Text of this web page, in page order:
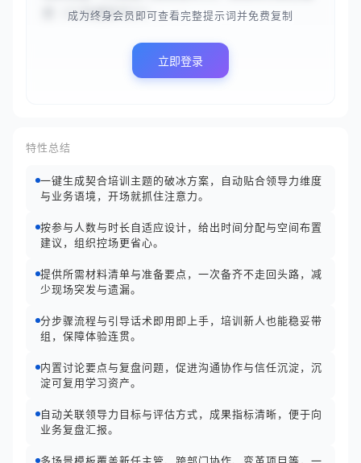
度（{{沟通技巧}}），...
成为终身会员即可查看完整提示词并免费复制
立即登录
特性总结
一键生成契合培训主题的破冰方案，自动贴合领导力维度
与业务语境，开场就抓住注意力。
按参与人数与时长自适应设计，给出时间分配与空间布置
建议，组织控场更省心。
提供所需材料清单与准备要点，一次备齐不走回头路，减
少现场突发与遗漏。
分步骤流程与引导话术即用即上手，培训新人也能稳妥带
组，保障体验连贯。
内置讨论要点与复盘问题，促进沟通协作与信任沉淀，沉
淀可复用学习资产。
自动关联领导力目标与评估方式，成果指标清晰，便于向
业务复盘汇报。